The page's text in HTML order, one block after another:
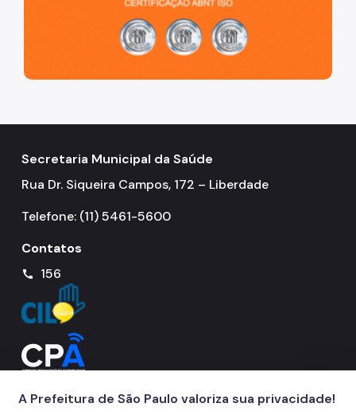
Secretaria Municipal da Saúde
Rua Dr. Siqueira Campos, 172 – Liberdade
Telefone: (11) 5461-5600
Contatos
call 156
A Prefeitura de São Paulo valoriza sua privacidade!